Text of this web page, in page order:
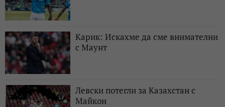
Карик: Искахме да сме внимателни
с Маунт
Левски потегли за Казахстан с
Майкон